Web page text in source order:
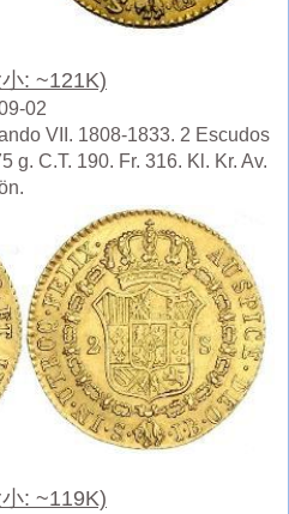
: ~121K)
02
VII. 1808-1833. 2 Escudos
g. C.T. 190. Fr. 316. Kl. Kr. Av.
: ~119K)